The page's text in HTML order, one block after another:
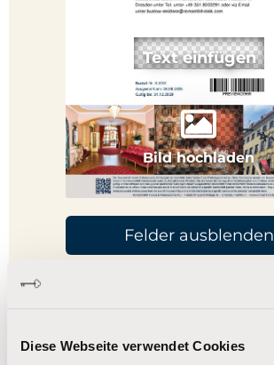
Diese Webseite verwendet Cookies
Bild hochladen
Felder ausblenden